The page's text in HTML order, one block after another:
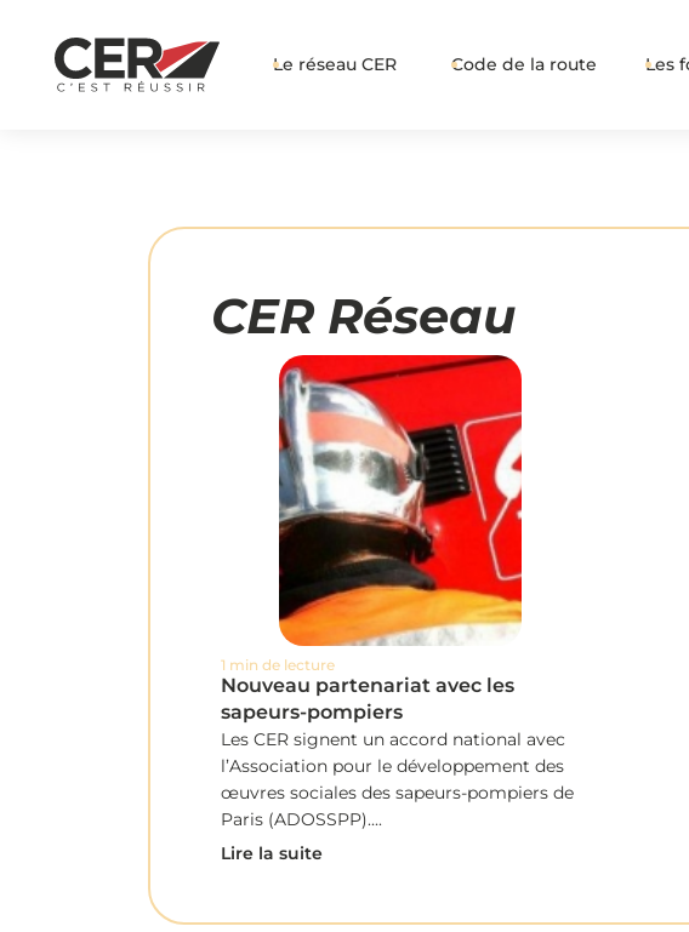
Le réseau CER Code de la route Les
CER Réseau
1 min de lecture
Nouveau partenariat avec les
sapeurs-pompiers
Les CER signent un accord national avec
l’Association pour le développement des
œuvres sociales des sapeurs-pompiers de
Paris (ADOSSPP)....
Lire la suite